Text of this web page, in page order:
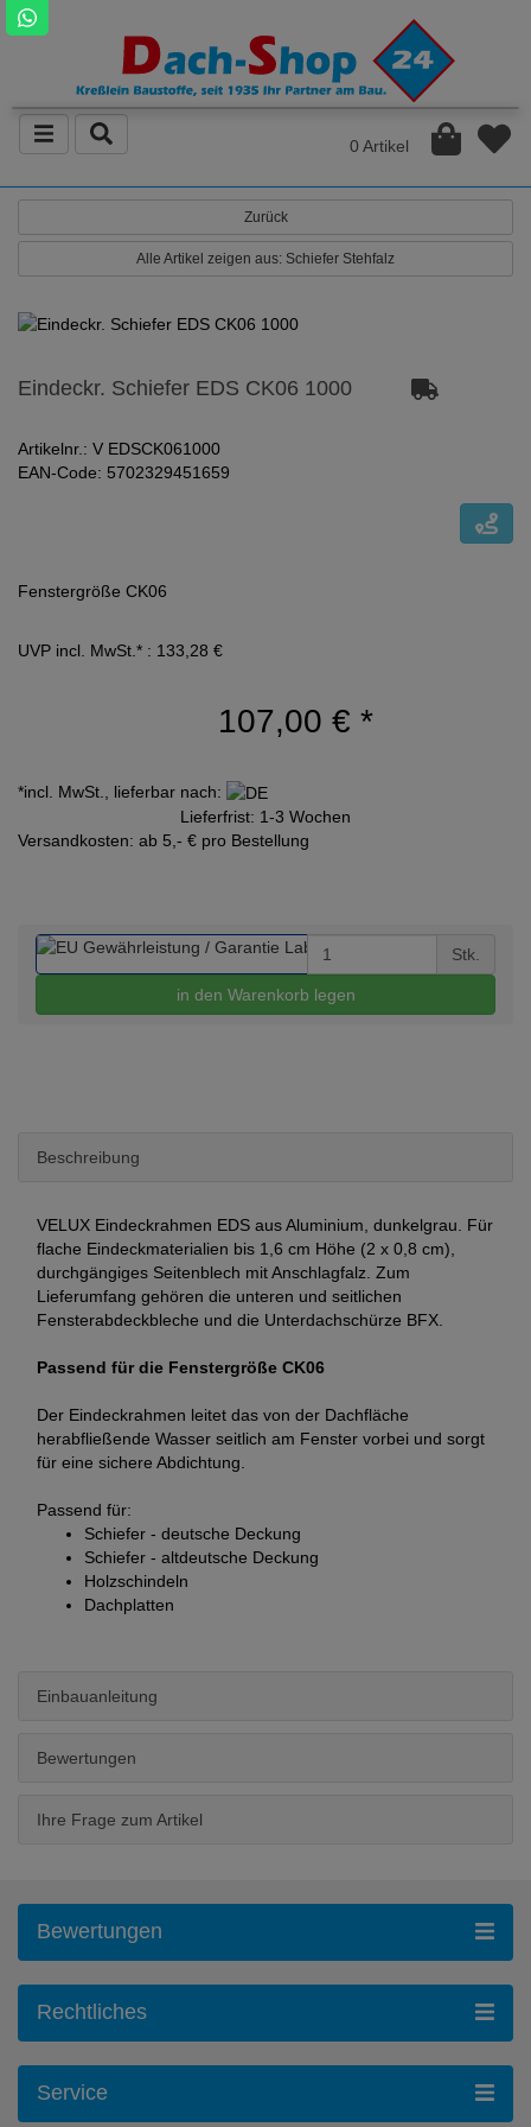
0 Artikel
Zurück
Alle Artikel zeigen aus: Schiefer Stehfalz
Eindeckr. Schiefer EDS CK06 1000
Artikelnr.: V EDSCK061000
EAN-Code: 5702329451659
Fenstergröße CK06
UVP incl. MwSt.* : 133,28 €
107,00 € *
*incl. MwSt., lieferbar nach:
Lieferfrist: 1-3 Wochen
Versandkosten: ab 5,- € pro Bestellung
Stk.
in den Warenkorb legen
Beschreibung
VELUX Eindeckrahmen EDS aus Aluminium, dunkelgrau. Für
flache Eindeckmaterialien bis 1,6 cm Höhe (2 x 0,8 cm),
durchgängiges Seitenblech mit Anschlagfalz. Zum
Lieferumfang gehören die unteren und seitlichen
Fensterabdeckbleche und die Unterdachschürze BFX.
Passend für die Fenstergröße CK06
Der Eindeckrahmen leitet das von der Dachfläche
herabfließende Wasser seitlich am Fenster vorbei und sorgt
für eine sichere Abdichtung.
Passend für:
Schiefer - deutsche Deckung
Schiefer - altdeutsche Deckung
Holzschindeln
Dachplatten
Einbauanleitung
Bewertungen
Ihre Frage zum Artikel
Bewertungen
Rechtliches
Service